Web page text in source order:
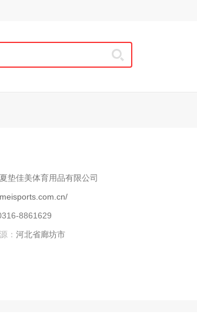
垫佳美体育用品有限公司
8861629
： 河北省廊坊市